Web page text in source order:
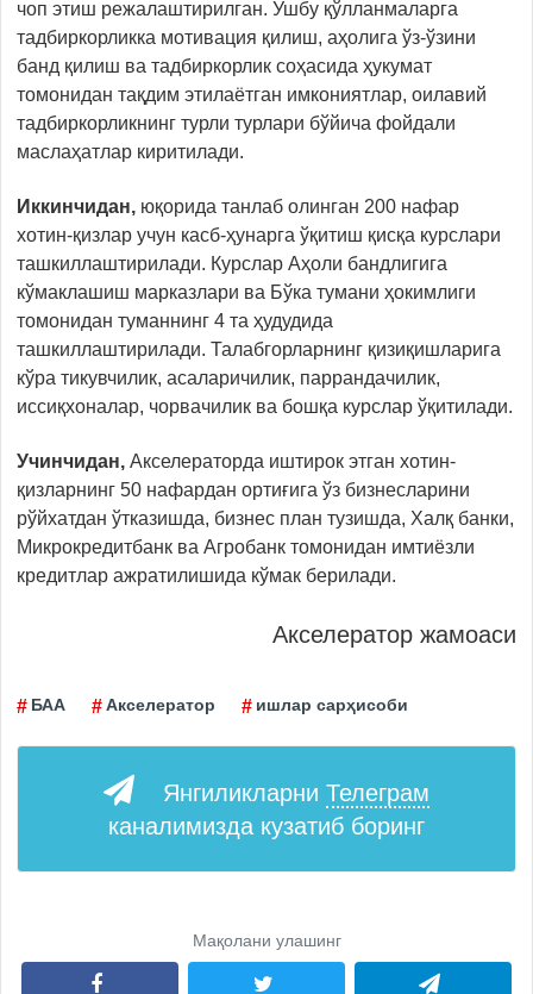
чоп этиш режалаштирилган. Ушбу қўлланмаларга
тадбиркорликка мотивация қилиш, аҳолига ўз-ўзини
банд қилиш ва тадбиркорлик соҳасида ҳукумат
томонидан тақдим этилаётган имкониятлар, оилавий
тадбиркорликнинг турли турлари бўйича фойдали
маслаҳатлар киритилади.
Иккинчидан, юқорида танлаб олинган 200 нафар
хотин-қизлар учун касб-ҳунарга ўқитиш қисқа курслари
ташкиллаштирилади. Курслар Аҳоли бандлигига
кўмаклашиш марказлари ва Бўка тумани ҳокимлиги
томонидан туманнинг 4 та ҳудудида
ташкиллаштирилади. Талабгорларнинг қизиқишларига
кўра тикувчилик, асаларичилик, паррандачилик,
иссиқхоналар, чорвачилик ва бошқа курслар ўқитилади.
Учинчидан, Акселераторда иштирок этган хотин-
қизларнинг 50 нафардан ортиғига ўз бизнесларини
рўйхатдан ўтказишда, бизнес план тузишда, Халқ банки,
Микрокредитбанк ва Агробанк томонидан имтиёзли
кредитлар ажратилишида кўмак берилади.
Акселератор жамоаси
БАА Акселератор ишлар сарҳисоби
Янгиликларни Телеграм
каналимизда кузатиб боринг
Мақолани улашинг